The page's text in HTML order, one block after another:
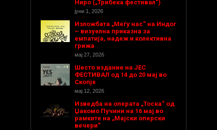
Ниро („Трибека фестивал“)
јуни 1, 2026
Изложбата „Меѓу нас“ на Индог
– визуелна приказна за
емпатија, надеж и колективна
грижа
мај 27, 2026
Шесто издание на ЈЕС
ФЕСТИВАЛ од 14 до 20 мај во
Скопје
мај 12, 2026
Изведба на операта „Тоска“ од
Џакомо Пучини на 16 мај во
рамките на „Мајски оперски
вечери“